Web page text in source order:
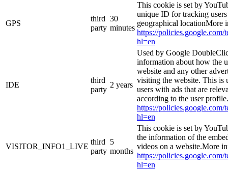
GPS
third
party
30
minutes
This cookie is set by
unique ID for tracking
geographical locationMore
https://policies.google.com/
hl=en
IDE
third
party
2 years
Used by Google
information about how the
website and any other
visiting the website. This is
users with ads that are
according to the user
https://policies.google.com/
hl=en
VISITOR_INFO1_LIVE
third
party
5
months
This cookie is set by
the information of the
videos on a website.More
https://policies.google.com/
hl=en